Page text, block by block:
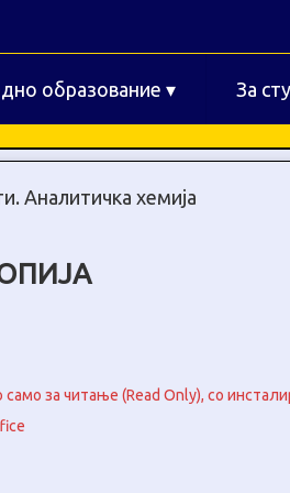
образование ▾ За
Аналитичка хемија
за читање (Read Only), со